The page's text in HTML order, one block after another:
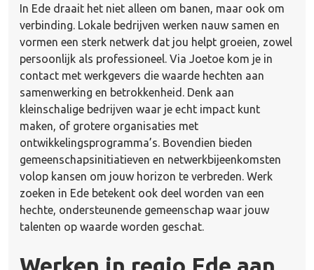
In Ede draait het niet alleen om banen, maar ook om
verbinding. Lokale bedrijven werken nauw samen en
vormen een sterk netwerk dat jou helpt groeien, zowel
persoonlijk als professioneel. Via Joetoe kom je in
contact met werkgevers die waarde hechten aan
samenwerking en betrokkenheid. Denk aan
kleinschalige bedrijven waar je echt impact kunt
maken, of grotere organisaties met
ontwikkelingsprogramma’s. Bovendien bieden
gemeenschapsinitiatieven en netwerkbijeenkomsten
volop kansen om jouw horizon te verbreden. Werk
zoeken in Ede betekent ook deel worden van een
hechte, ondersteunende gemeenschap waar jouw
talenten op waarde worden geschat.